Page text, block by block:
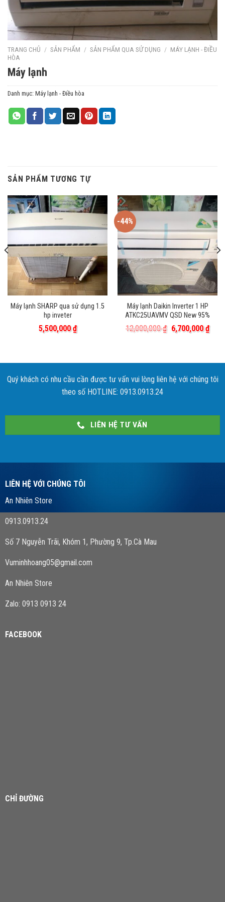
TRANG CHỦ / SẢN PHẨM / SẢN PHẨM QUA SỬ DỤNG / MÁY LẠNH - ĐIỀU
HÒA
Máy lạnh
Danh mục: Máy lạnh - Điều hòa
SẢN PHẨM TƯƠNG TỰ
Máy lạnh SHARP qua sử dụng 1.5
hp inveter
5,500,000₫
-44%
Máy lạnh Daikin Inverter 1 HP
ATKC25UAVMV QSD New 95%
12,000,000₫ Giá
gốc
6,700,000₫Giá
hiện
Quý khách có nhu cầu cần được tư vấn vui lòng liên hệ với chúng tôi
theo số HOTLINE: 0913.0913.24
LIÊN HỆ TƯ VẤN
LIÊN HỆ VỚI CHÚNG TÔI
An Nhiên Store
0913.0913.24
Số 7 Nguyễn Trãi, Khóm 1, Phường 9, Tp.Cà Mau
Vuminhhoang05@gmail.com
An Nhiên Store
Zalo: 0913 0913 24
FACEBOOK
CHỈ ĐƯỜNG